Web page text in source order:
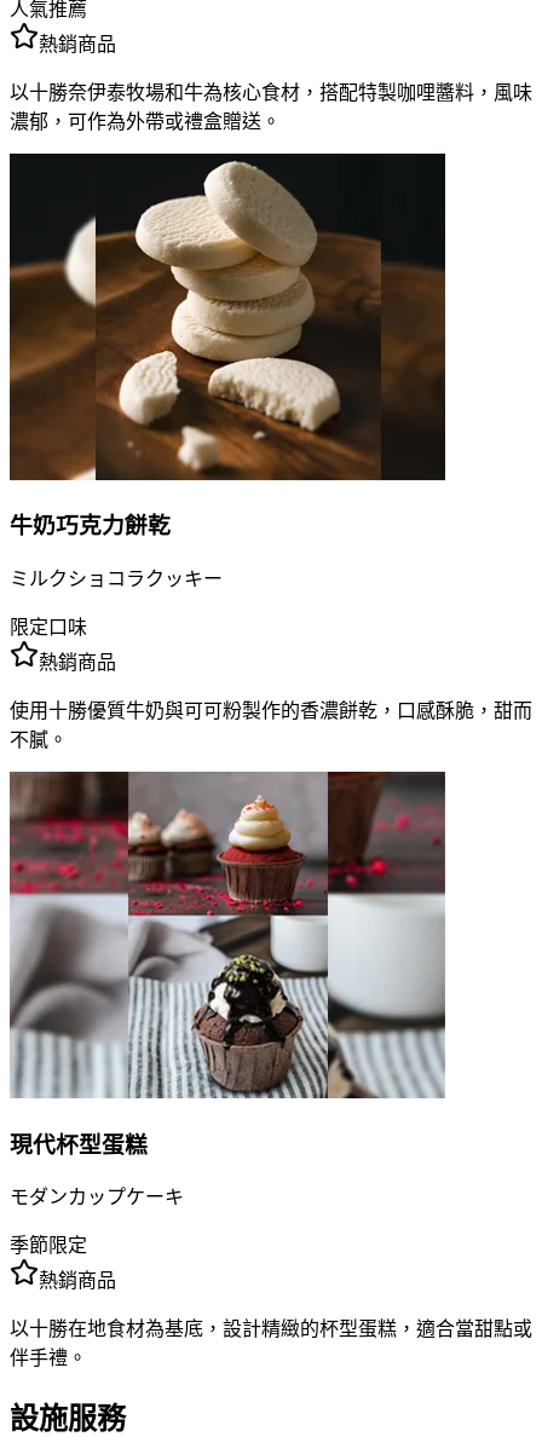
人氣推薦
熱銷商品
以十勝奈伊泰牧場和牛為核心食材，搭配特製咖哩醬料，風味
濃郁，可作為外帶或禮盒贈送。
牛奶巧克力餅乾
ミルクショコラクッキー
限定口味
熱銷商品
使用十勝優質牛奶與可可粉製作的香濃餅乾，口感酥脆，甜而
不膩。
現代杯型蛋糕
モダンカップケーキ
季節限定
熱銷商品
以十勝在地食材為基底，設計精緻的杯型蛋糕，適合當甜點或
伴手禮。
設施服務